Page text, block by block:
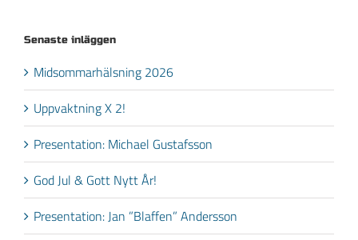
Senaste inläggen
Midsommarhälsning 2026
Uppvaktning X 2!
Presentation: Michael Gustafsson
God Jul & Gott Nytt År!
Presentation: Jan ”Blaffen” Andersson